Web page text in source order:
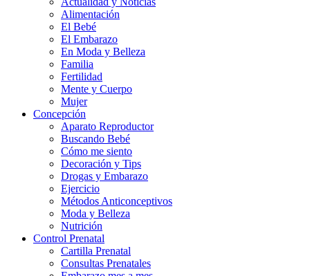
Alimentación
El Bebé
El Embarazo
En Moda y Belleza
Familia
Fertilidad
Mente y Cuerpo
Mujer
Concepción
Aparato Reproductor
Buscando Bebé
Cómo me siento
Decoración y Tips
Drogas y Embarazo
Ejercicio
Métodos Anticonceptivos
Moda y Belleza
Nutrición
Control Prenatal
Cartilla Prenatal
Consultas Prenatales